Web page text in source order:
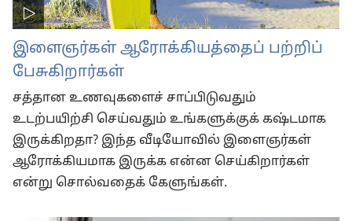
இளைஞர்கள் ஆரோக்கியத்தைப் பற்றிப்
பேசுகிறார்கள்
சத்தான உணவுகளைச் சாப்பிடுவதும்
உடற்பயிற்சி செய்வதும் உங்களுக்குக் கஷ்டமாக
இருக்கிறதா? இந்த வீடியோவில் இளைஞர்கள்
ஆரோக்கியமாக இருக்க என்ன செய்கிறார்கள்
என்று சொல்வதைக் கேளுங்கள்.